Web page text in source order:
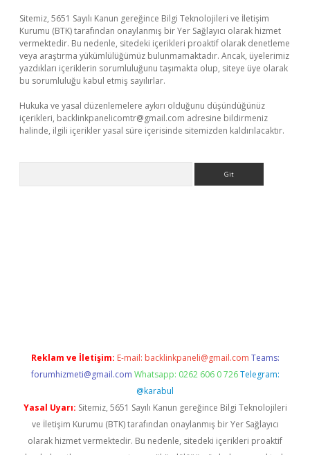
Sitemiz, 5651 Sayılı Kanun gereğince Bilgi Teknolojileri ve İletişim
Kurumu (BTK) tarafından onaylanmış bir Yer Sağlayıcı olarak hizmet
vermektedir. Bu nedenle, sitedeki içerikleri proaktif olarak denetleme
veya araştırma yükümlülüğümüz bulunmamaktadır. Ancak, üyelerimiz
yazdıkları içeriklerin sorumluluğunu taşımakta olup, siteye üye olarak
bu sorumluluğu kabul etmiş sayılırlar.
Hukuka ve yasal düzenlemelere aykırı olduğunu düşündüğünüz
içerikleri, backlinkpanelicomtr@gmail.com adresine bildirmeniz
halinde, ilgili içerikler yasal süre içerisinde sitemizden kaldırılacaktır.
Reklam ve İletişim: E-mail: backlinkpaneli@gmail.com Teams:
forumhizmeti@gmail.com Whatsapp: 0262 606 0 726 Telegram:
@karabul
Yasal Uyarı: Sitemiz, 5651 Sayılı Kanun gereğince Bilgi Teknolojileri
ve İletişim Kurumu (BTK) tarafından onaylanmış bir Yer Sağlayıcı
olarak hizmet vermektedir. Bu nedenle, sitedeki içerikleri proaktif